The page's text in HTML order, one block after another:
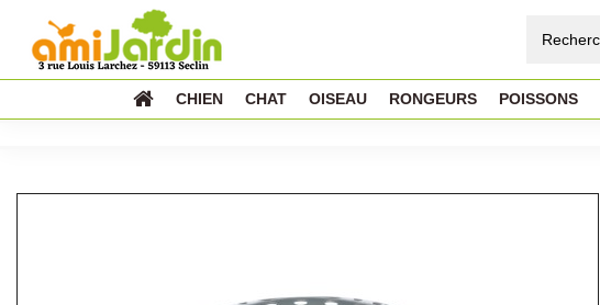
CHIEN CHAT OISEAU RONGEURS POISSONS